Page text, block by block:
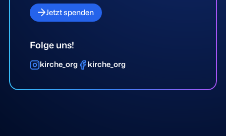
Jetzt spenden
Folge uns!
kirche_org kirche_org